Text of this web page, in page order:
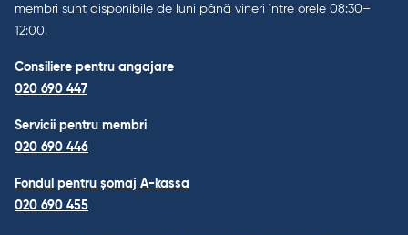
membri sunt disponibile de luni până vineri între orele 08:30–
12:00.
Consiliere pentru angajare
020 690 447
Servicii pentru membri
020 690 446
Fondul pentru șomaj A-kassa
020 690 455